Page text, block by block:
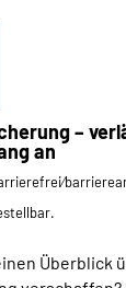
–
an
Überblick